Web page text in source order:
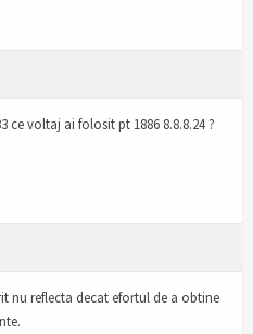
voltaj ai folosit pt 1886 8.8.8.24 ?
nu reflecta decat efortul de a obtine